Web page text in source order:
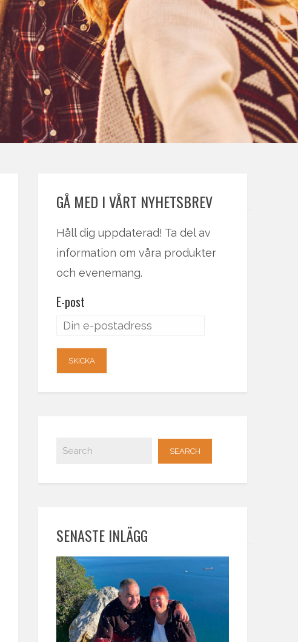
GÅ MED I VÅRT NYHETSBREV
Håll dig uppdaterad! Ta del av
information om våra produkter
och evenemang.
E-post
SENASTE INLÄGG